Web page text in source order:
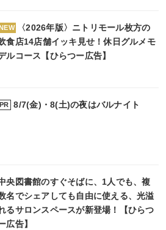
NEW
〈2026年版〉ニトリモール枚方の
食店14店舗イッキ見せ！休日グルメモ
ルコース【ひらつー広告】
PR 8/7(金)・8(土)の夜はバルナイト
央図書館のすぐそばに、1人でも、複
名でシェアしても自由に使える、光溢
るサロンスペースが新登場！【ひらつ
広告】